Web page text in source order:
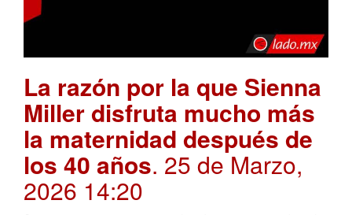
La razón por la que Sienna
Miller disfruta mucho más
la maternidad después de
los 40 años. 25 de Marzo,
2026 14:20